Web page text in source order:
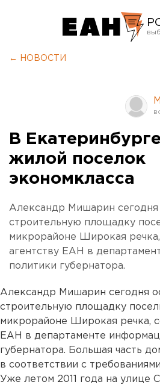
← НОВОСТИ
В
жилой поселок
экономкласса
Александр Мишарин сегодня
строительную площадку
микрорайоне Широкая
агентству ЕАН в
политики губернатора.
Александр Мишарин сегодня
строительную площадку
микрорайоне Широкая речка,
ЕАН в департаменте
губернатора. Большая часть
в соответствии с
Уже летом 2011 года на улице